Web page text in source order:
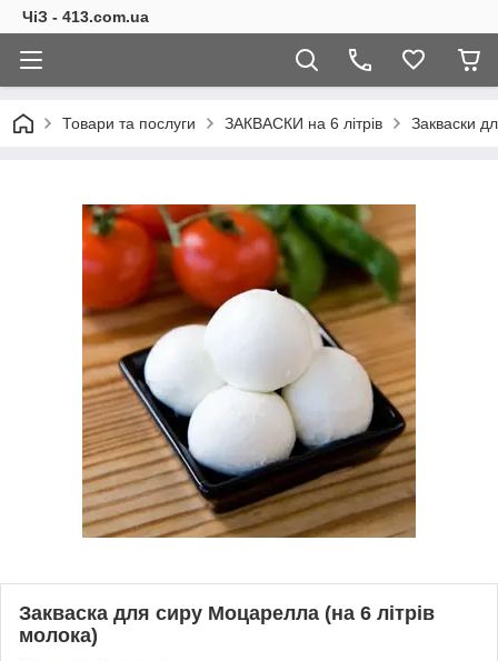
ЧіЗ - 413.com.ua
Товари та послуги ЗАКВАСКИ на 6 літрів Закваски
Закваска для сиру Моцарелла (на 6 літрів
молока)